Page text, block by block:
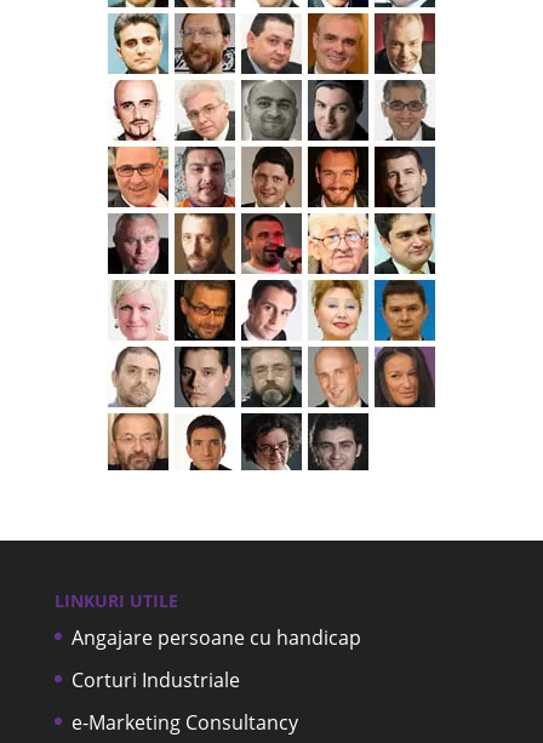
LINKURI UTILE
Angajare persoane cu handicap
Corturi Industriale
e-Marketing Consultancy